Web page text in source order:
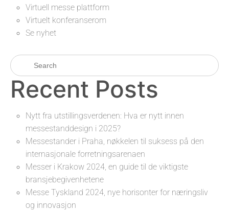
Virtuell messe plattform
Virtuelt konferanserom
Se nyhet
Recent Posts
Nytt fra utstillingsverdenen: Hva er nytt innen
messestanddesign i 2025?
Messestander i Praha, nøkkelen til suksess på den
internasjonale forretningsarenaen
Messer i Krakow 2024, en guide til de viktigste
bransjebegivenhetene
Messe Tyskland 2024, nye horisonter for næringsliv
og innovasjon